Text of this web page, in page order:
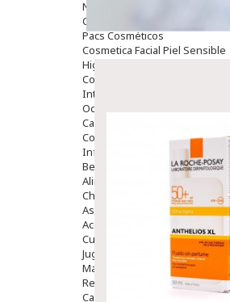
Nutricosmética
Cosmetica De Pies
Pacs Cosméticos
Cosmetica Facial Piel Sensible
Higiene
Corporal
Intima
Ocular
Capilar
Complementos
Infantil
Bebé
Alimentación Y Complementos
Chupetes Y Mordedores
Aseo Y Baño
Accesorios
Cuidados Especiales
Juguetes
Mama
Regalos
Canastilla